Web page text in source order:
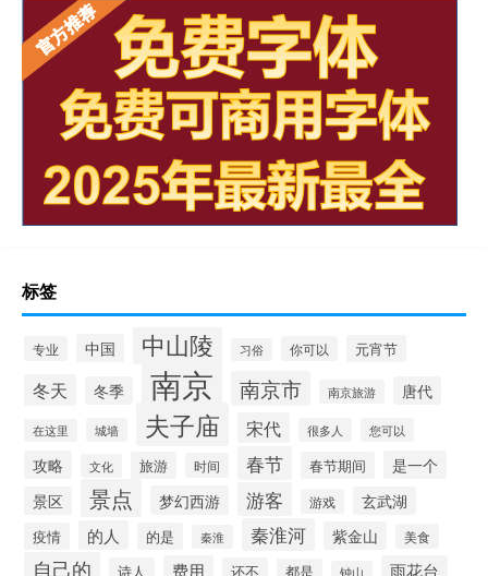
标签
专业 中国 中山陵 习俗 你可以 元宵节
冬天 冬季 南京 南京市 南京旅游 唐代
在这里 城墙 夫子庙 宋代 很多人 您可以
攻略 文化 旅游 时间 春节 春节期间
是一个
景区
景点 梦幻西游 游客 游戏 玄武湖
疫情 的人 的是 秦淮 秦淮河 紫金山 美食
自己的 诗人 费用 还不 都是 钟山 雨花台